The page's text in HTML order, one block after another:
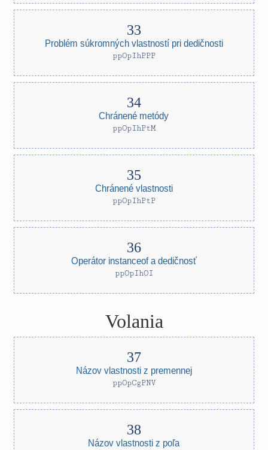
Problém súkromných vlastností pri dedičnosti
ppOpIhPPP
Chránené metódy
ppOpIhPtM
Chránené vlastnosti
ppOpIhPtP
Operátor instanceof a dedičnosť
ppOpIhOI
Volania
Názov vlastnosti z premennej
ppOpCgPNV
Názov vlastnosti z poľa